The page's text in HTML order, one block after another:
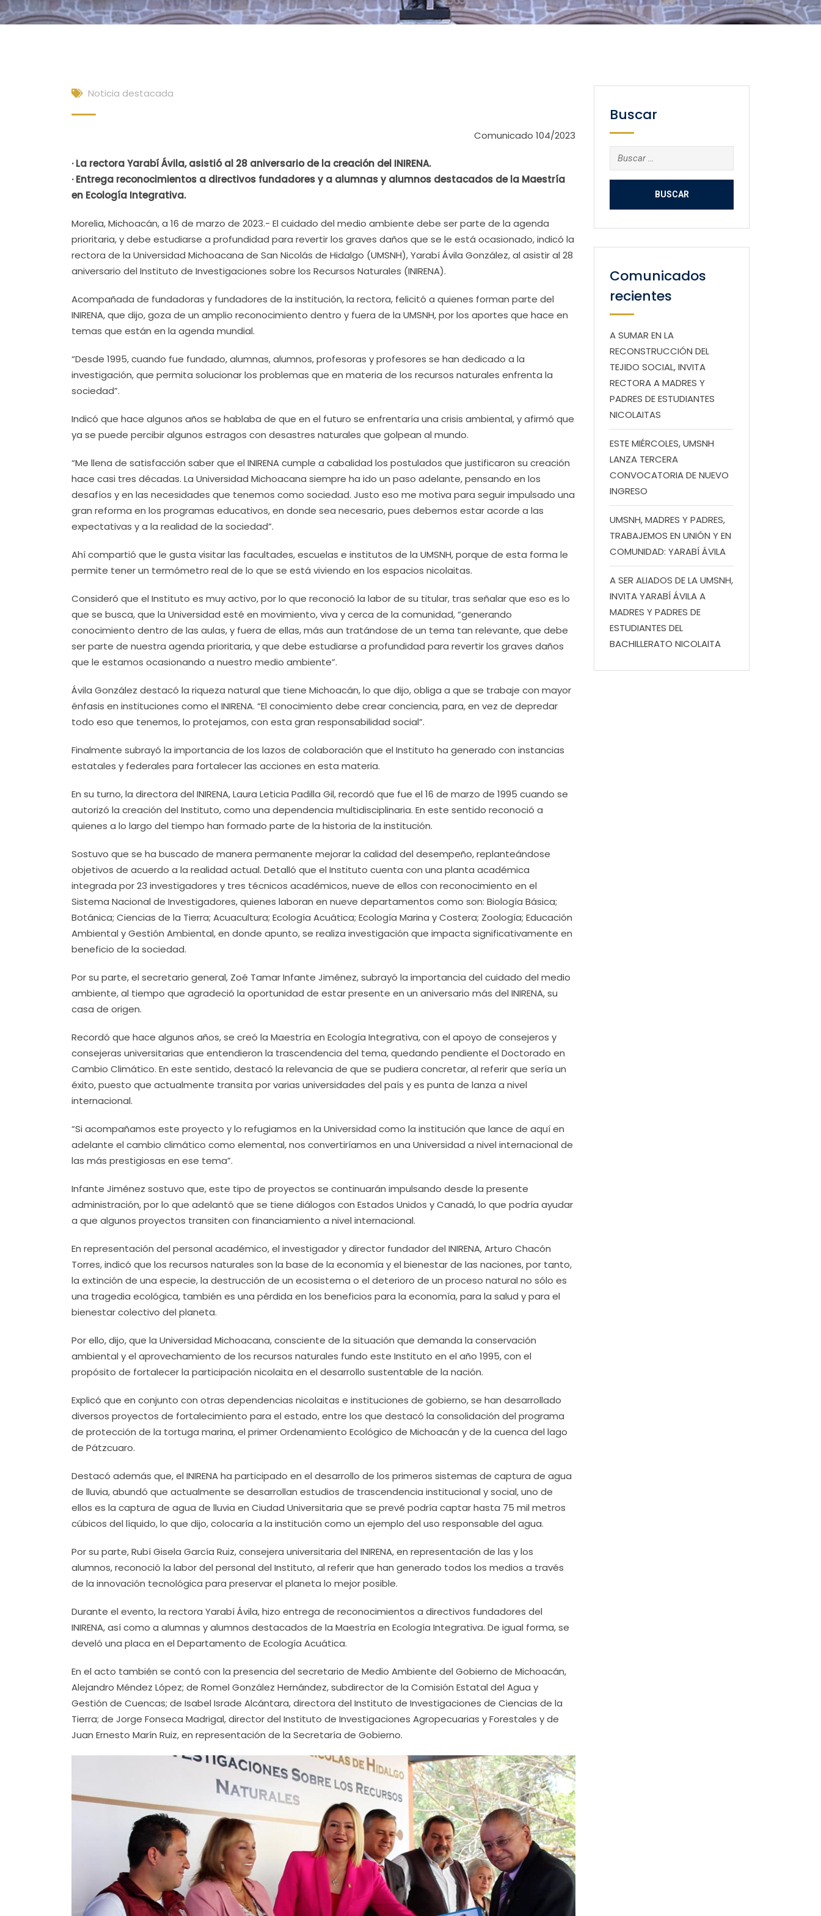
Noticia destacada
Comunicado 104/2023
· La rectora Yarabí Ávila, asistió al 28 aniversario de la creación del INIRENA.
· Entrega reconocimientos a directivos fundadores y a alumnas y alumnos destacados de la Maestría
en Ecología Integrativa.
Morelia, Michoacán, a 16 de marzo de 2023.- El cuidado del medio ambiente debe ser parte de la agenda
prioritaria, y debe estudiarse a profundidad para revertir los graves daños que se le está ocasionado, indicó la
rectora de la Universidad Michoacana de San Nicolás de Hidalgo (UMSNH), Yarabí Ávila González, al asistir al 28
aniversario del Instituto de Investigaciones sobre los Recursos Naturales (INIRENA).
Acompañada de fundadoras y fundadores de la institución, la rectora, felicitó a quienes forman parte del
INIRENA, que dijo, goza de un amplio reconocimiento dentro y fuera de la UMSNH, por los aportes que hace en
temas que están en la agenda mundial.
“Desde 1995, cuando fue fundado, alumnas, alumnos, profesoras y profesores se han dedicado a la
investigación, que permita solucionar los problemas que en materia de los recursos naturales enfrenta la
sociedad”.
Indicó que hace algunos años se hablaba de que en el futuro se enfrentaría una crisis ambiental, y afirmó que
ya se puede percibir algunos estragos con desastres naturales que golpean al mundo.
“Me llena de satisfacción saber que el INIRENA cumple a cabalidad los postulados que justificaron su creación
hace casi tres décadas. La Universidad Michoacana siempre ha ido un paso adelante, pensando en los
desafíos y en las necesidades que tenemos como sociedad. Justo eso me motiva para seguir impulsado una
gran reforma en los programas educativos, en donde sea necesario, pues debemos estar acorde a las
expectativas y a la realidad de la sociedad”.
Ahí compartió que le gusta visitar las facultades, escuelas e institutos de la UMSNH, porque de esta forma le
permite tener un termómetro real de lo que se está viviendo en los espacios nicolaitas.
Consideró que el Instituto es muy activo, por lo que reconoció la labor de su titular, tras señalar que eso es lo
que se busca, que la Universidad esté en movimiento, viva y cerca de la comunidad, “generando
conocimiento dentro de las aulas, y fuera de ellas, más aun tratándose de un tema tan relevante, que debe
ser parte de nuestra agenda prioritaria, y que debe estudiarse a profundidad para revertir los graves daños
que le estamos ocasionando a nuestro medio ambiente”.
Ávila González destacó la riqueza natural que tiene Michoacán, lo que dijo, obliga a que se trabaje con mayor
énfasis en instituciones como el INIRENA. “El conocimiento debe crear conciencia, para, en vez de depredar
todo eso que tenemos, lo protejamos, con esta gran responsabilidad social”.
Finalmente subrayó la importancia de los lazos de colaboración que el Instituto ha generado con instancias
estatales y federales para fortalecer las acciones en esta materia.
En su turno, la directora del INIRENA, Laura Leticia Padilla Gil, recordó que fue el 16 de marzo de 1995 cuando se
autorizó la creación del Instituto, como una dependencia multidisciplinaria. En este sentido reconoció a
quienes a lo largo del tiempo han formado parte de la historia de la institución.
Sostuvo que se ha buscado de manera permanente mejorar la calidad del desempeño, replanteándose
objetivos de acuerdo a la realidad actual. Detalló que el Instituto cuenta con una planta académica
integrada por 23 investigadores y tres técnicos académicos, nueve de ellos con reconocimiento en el
Sistema Nacional de Investigadores, quienes laboran en nueve departamentos como son: Biología Básica;
Botánica; Ciencias de la Tierra; Acuacultura; Ecología Acuática; Ecología Marina y Costera; Zoología; Educación
Ambiental y Gestión Ambiental, en donde apunto, se realiza investigación que impacta significativamente en
beneficio de la sociedad.
Por su parte, el secretario general, Zoé Tamar Infante Jiménez, subrayó la importancia del cuidado del medio
ambiente, al tiempo que agradeció la oportunidad de estar presente en un aniversario más del INIRENA, su
casa de origen.
Recordó que hace algunos años, se creó la Maestría en Ecología Integrativa, con el apoyo de consejeros y
consejeras universitarias que entendieron la trascendencia del tema, quedando pendiente el Doctorado en
Cambio Climático. En este sentido, destacó la relevancia de que se pudiera concretar, al referir que sería un
éxito, puesto que actualmente transita por varias universidades del país y es punta de lanza a nivel
internacional.
“Si acompañamos este proyecto y lo refugiamos en la Universidad como la institución que lance de aquí en
adelante el cambio climático como elemental, nos convertiríamos en una Universidad a nivel internacional de
las más prestigiosas en ese tema”.
Infante Jiménez sostuvo que, este tipo de proyectos se continuarán impulsando desde la presente
administración, por lo que adelantó que se tiene diálogos con Estados Unidos y Canadá, lo que podría ayudar
a que algunos proyectos transiten con financiamiento a nivel internacional.
En representación del personal académico, el investigador y director fundador del INIRENA, Arturo Chacón
Torres, indicó que los recursos naturales son la base de la economía y el bienestar de las naciones, por tanto,
la extinción de una especie, la destrucción de un ecosistema o el deterioro de un proceso natural no sólo es
una tragedia ecológica, también es una pérdida en los beneficios para la economía, para la salud y para el
bienestar colectivo del planeta.
Por ello, dijo, que la Universidad Michoacana, consciente de la situación que demanda la conservación
ambiental y el aprovechamiento de los recursos naturales fundo este Instituto en el año 1995, con el
propósito de fortalecer la participación nicolaita en el desarrollo sustentable de la nación.
Explicó que en conjunto con otras dependencias nicolaitas e instituciones de gobierno, se han desarrollado
diversos proyectos de fortalecimiento para el estado, entre los que destacó la consolidación del programa
de protección de la tortuga marina, el primer Ordenamiento Ecológico de Michoacán y de la cuenca del lago
de Pátzcuaro.
Destacó además que, el INIRENA ha participado en el desarrollo de los primeros sistemas de captura de agua
de lluvia, abundó que actualmente se desarrollan estudios de trascendencia institucional y social, uno de
ellos es la captura de agua de lluvia en Ciudad Universitaria que se prevé podría captar hasta 75 mil metros
cúbicos del líquido, lo que dijo, colocaría a la institución como un ejemplo del uso responsable del agua.
Por su parte, Rubí Gisela García Ruiz, consejera universitaria del INIRENA, en representación de las y los
alumnos, reconoció la labor del personal del Instituto, al referir que han generado todos los medios a través
de la innovación tecnológica para preservar el planeta lo mejor posible.
Durante el evento, la rectora Yarabí Ávila, hizo entrega de reconocimientos a directivos fundadores del
INIRENA, así como a alumnas y alumnos destacados de la Maestría en Ecología Integrativa. De igual forma, se
develó una placa en el Departamento de Ecología Acuática.
En el acto también se contó con la presencia del secretario de Medio Ambiente del Gobierno de Michoacán,
Alejandro Méndez López; de Romel González Hernández, subdirector de la Comisión Estatal del Agua y
Gestión de Cuencas; de Isabel Israde Alcántara, directora del Instituto de Investigaciones de Ciencias de la
Tierra; de Jorge Fonseca Madrigal, director del Instituto de Investigaciones Agropecuarias y Forestales y de
Juan Ernesto Marín Ruiz, en representación de la Secretaría de Gobierno.
Buscar
Buscar:
Comunicados
recientes
A SUMAR EN LA
RECONSTRUCCIÓN DEL
TEJIDO SOCIAL, INVITA
RECTORA A MADRES Y
PADRES DE ESTUDIANTES
NICOLAITAS
ESTE MIÉRCOLES, UMSNH
LANZA TERCERA
CONVOCATORIA DE NUEVO
INGRESO
UMSNH, MADRES Y PADRES,
TRABAJEMOS EN UNIÓN Y EN
COMUNIDAD: YARABÍ ÁVILA
A SER ALIADOS DE LA UMSNH,
INVITA YARABÍ ÁVILA A
MADRES Y PADRES DE
ESTUDIANTES DEL
BACHILLERATO NICOLAITA